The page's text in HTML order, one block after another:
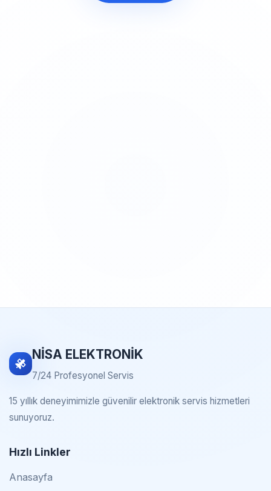
NİSA ELEKTRONİK
7/24 Profesyonel Servis
15 yıllık deneyimimizle güvenilir elektronik servis hizmetleri
sunuyoruz.
Hızlı Linkler
Anasayfa